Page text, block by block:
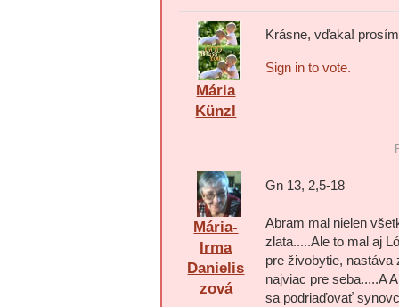
Mária
Künzl
Krásne, vďaka!
Sign in to vote.
Mária-
Irma
Danielis
zová
Gn 13, 2,5-18
Abram mal nielen
zlata.....Ale to mal aj
pre živobytie,
najviac pre seba.....A
sa podriaďovať